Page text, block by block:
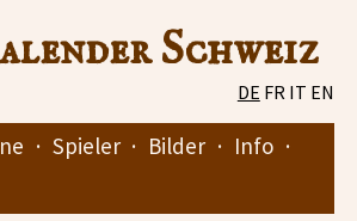
Schweiz
DE FR IT EN
· Spieler · Bilder · Info ·